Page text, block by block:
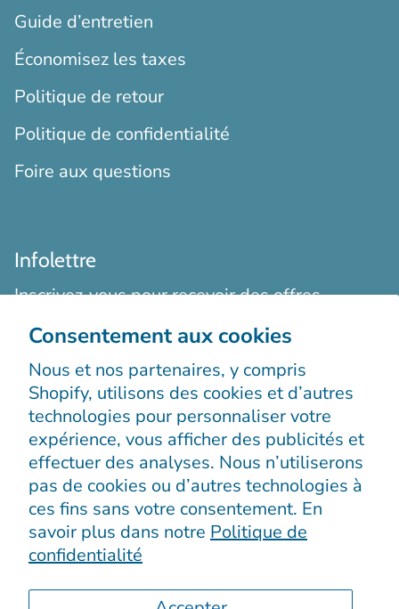
Consentement aux cookies
Nous et nos partenaires, y compris
Shopify, utilisons des cookies et d’autres
technologies pour personnaliser votre
expérience, vous afficher des publicités et
effectuer des analyses. Nous n’utiliserons
pas de cookies ou d’autres technologies à
ces fins sans votre consentement. En
savoir plus dans notre Politique de
confidentialité
Guide d’entretien
Économisez les taxes
Politique de retour
Politique de confidentialité
Foire aux questions
Infolettre
Inscrivez-vous pour recevoir des offres
exclusives, des histoires originales, des
événements et bien plus encore.
S’enregistrer